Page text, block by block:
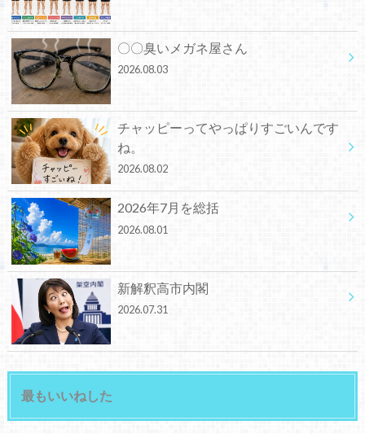
〇〇臭いメガネ屋さん
2026.08.03
チャッピーってやっぱりすごいんです
ね。
2026.08.02
2026年7月を総括
2026.08.01
新解釈高市内閣
2026.07.31
最もいいねした